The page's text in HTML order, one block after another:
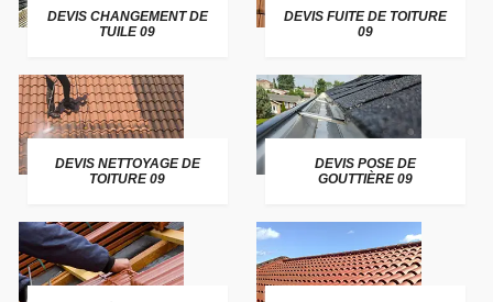
DEVIS CHANGEMENT DE
TUILE 09
DEVIS FUITE DE TOITURE
09
DEVIS NETTOYAGE DE
TOITURE 09
DEVIS POSE DE
GOUTTIÈRE 09